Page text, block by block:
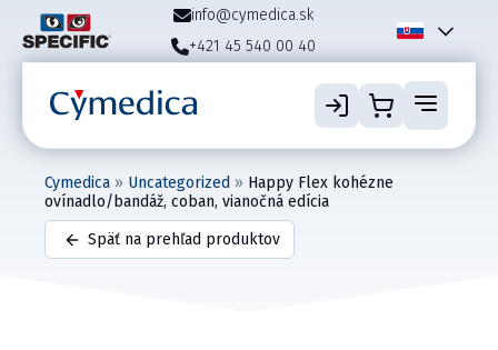
info@cymedica.sk
+421 45 540 00 40
Cymedica » Uncategorized » Happy Flex kohézne
ovínadlo/bandáž, coban, vianočná edícia
Späť na prehľad produktov